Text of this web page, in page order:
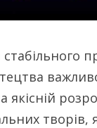
якісній
творів,